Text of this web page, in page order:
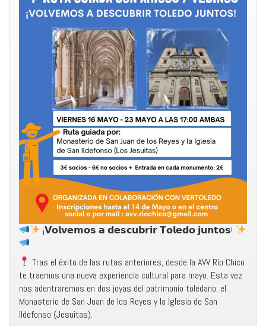
¡𝗩𝗼𝗹𝘃𝗲𝗺𝗼𝘀 𝗮 𝗱𝗲𝘀𝗰𝘂𝗯𝗿𝗶𝗿 𝗧𝗼𝗹𝗲𝗱𝗼 𝗷𝘂𝗻𝘁𝗼𝘀!
Tras el éxito de las rutas anteriores, desde la AVV Río Chico
te traemos una nueva experiencia cultural para mayo. Esta vez
nos adentraremos en dos joyas del patrimonio toledano: el
Monasterio de San Juan de los Reyes y la Iglesia de San
Ildefonso (Jesuitas).